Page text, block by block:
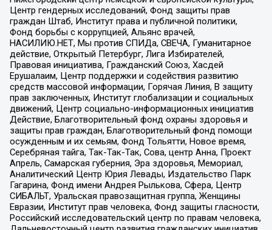
Центр гендерных исследований, Фонд защиты прав
граждан Штаб, Институт права и публичной политики,
Фонд борьбы с коррупцией, Альянс врачей,
НАСИЛИЮ.НЕТ, Мы против СПИДа, СВЕЧА, Гуманитарное
действие, Открытый Петербург, Лига Избирателей,
Правовая инициатива, Гражданский Союз, Хасдей
Ерушалаим, Центр поддержки и содействия развитию
средств массовой информации, Горячая Линия, В защиту
прав заключенных, Институт глобализации и социальных
движений, Центр социально-информационных инициатив
Действие, Благотворительный фонд охраны здоровья и
защиты прав граждан, Благотворительный фонд помощи
осужденным и их семьям, Фонд Тольятти, Новое время,
Серебряная тайга, Так-Так-Так, Сова, центр Анна, Проект
Апрель, Самарская губерния, Эра здоровья, Мемориал,
Аналитический Центр Юрия Левады, Издательство Парк
Гагарина, Фонд имени Андрея Рылькова, Сфера, Центр
СИБАЛЬТ, Уральская правозащитная группа, Женщины
Евразии, Институт прав человека, Фонд защиты гласности,
Российский исследовательский центр по правам человека,